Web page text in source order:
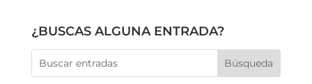
¿BUSCAS ALGUNA ENTRADA?